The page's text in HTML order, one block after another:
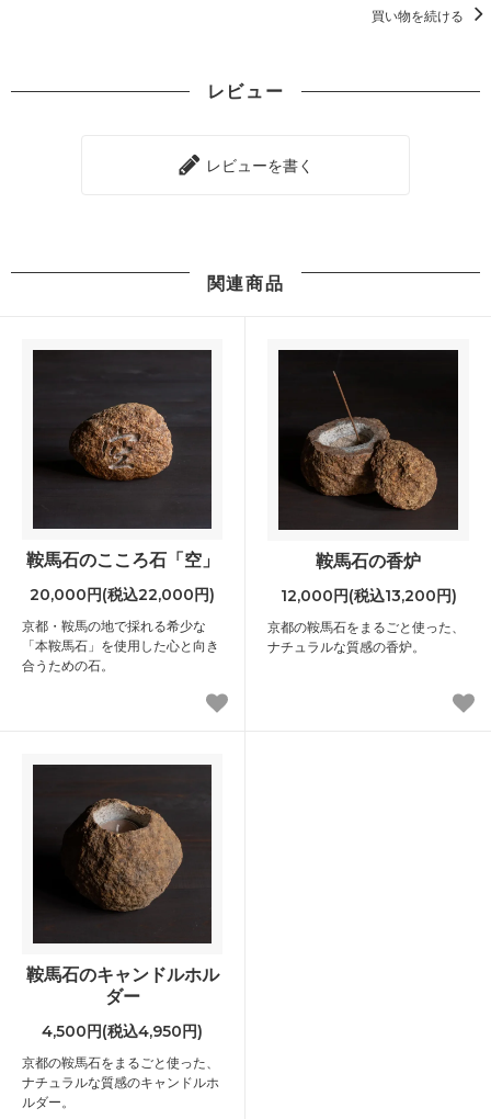
買い物を続ける
レビュー
レビューを書く
関連商品
鞍馬石のこころ石「空」
20,000円(税込22,000円)
京都・鞍馬の地で採れる希少な
「本鞍馬石」を使用した心と向き
合うための石。
鞍馬石の香炉
12,000円(税込13,200円)
京都の鞍馬石をまるごと使った、
ナチュラルな質感の香炉。
鞍馬石のキャンドルホル
ダー
4,500円(税込4,950円)
京都の鞍馬石をまるごと使った、
ナチュラルな質感のキャンドルホ
ルダー。